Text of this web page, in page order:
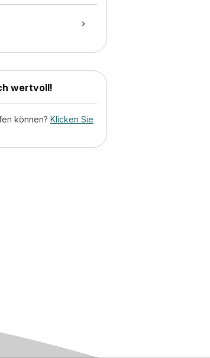
wertvoll!
können? Klicken Sie